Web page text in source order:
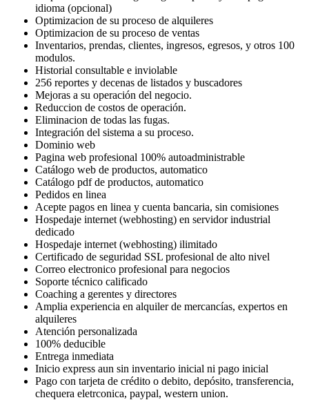
idioma (opcional)
Optimizacion de su proceso de alquileres
Optimizacion de su proceso de ventas
Inventarios, prendas, clientes, ingresos, egresos, y otros 100
modulos.
Historial consultable e inviolable
256 reportes y decenas de listados y buscadores
Mejoras a su operación del negocio.
Reduccion de costos de operación.
Eliminacion de todas las fugas.
Integración del sistema a su proceso.
Dominio web
Pagina web profesional 100% autoadministrable
Catálogo web de productos, automatico
Catálogo pdf de productos, automatico
Pedidos en linea
Acepte pagos en linea y cuenta bancaria, sin comisiones
Hospedaje internet (webhosting) en servidor industrial
dedicado
Hospedaje internet (webhosting) ilimitado
Certificado de seguridad SSL profesional de alto nivel
Correo electronico profesional para negocios
Soporte técnico calificado
Coaching a gerentes y directores
Amplia experiencia en alquiler de mercancías, expertos en
alquileres
Atención personalizada
100% deducible
Entrega inmediata
Inicio express aun sin inventario inicial ni pago inicial
Pago con tarjeta de crédito o debito, depósito, transferencia,
chequera eletrconica, paypal, western union.